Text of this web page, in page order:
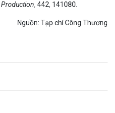
, 442, 141080.
Nguồn: Tạp chí Công Thương